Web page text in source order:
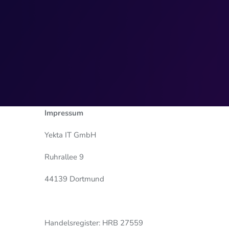
Impressum
Yekta IT GmbH
Ruhrallee 9
44139 Dortmund
Handelsregister: HRB 27559